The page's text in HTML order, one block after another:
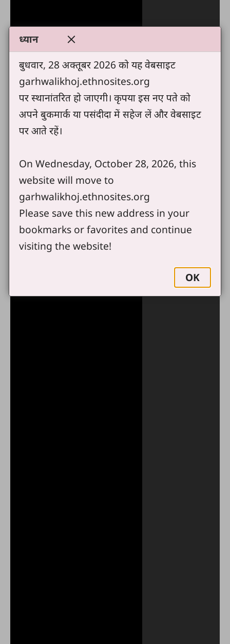
ध्यान
बुधवार, 28 अक्तूबर 2026 को यह वेबसाइट
garhwalikhoj.ethnosites.org
पर स्थानांतरित हो जाएगी। कृपया इस नए पते को
अपने बुकमार्क या पसंदीदा में सहेज लें और वेबसाइट
पर आते रहें।
On Wednesday, October 28, 2026, this
website will move to
garhwalikhoj.ethnosites.org
Please save this new address in your
bookmarks or favorites and continue
visiting the website!
OK